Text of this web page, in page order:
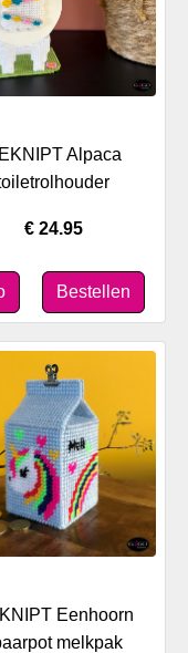
Alpaca
€ 24.95
Eenhoorn
melkpak